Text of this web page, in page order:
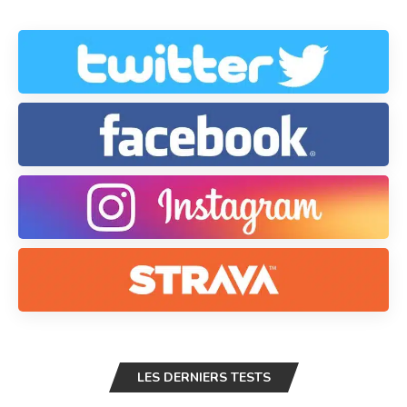
LES DERNIERS TESTS